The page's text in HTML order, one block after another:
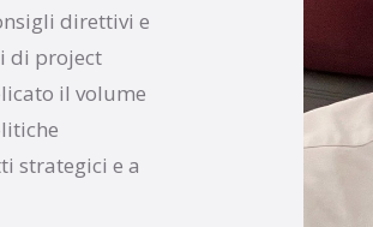
direttivi e
di project
il volume
strategici e a